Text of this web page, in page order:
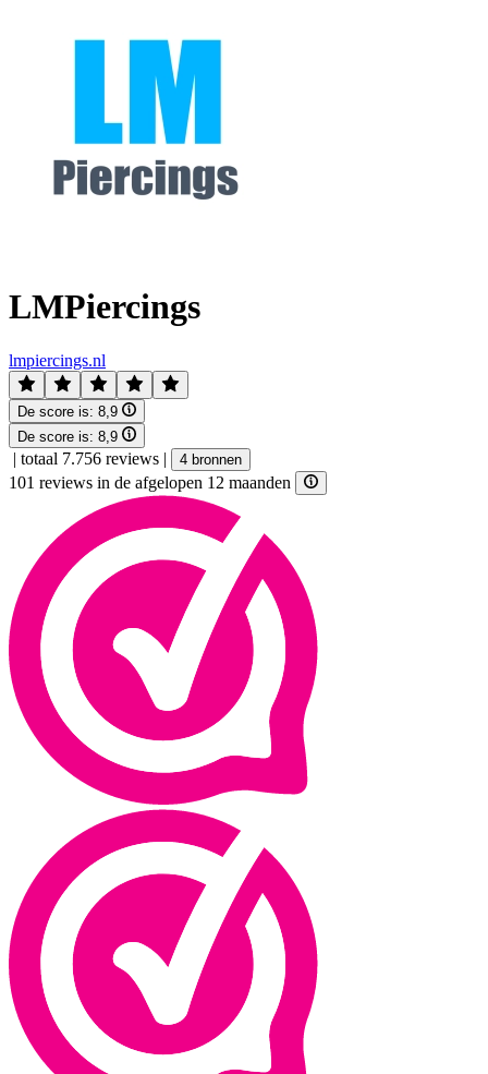
LMPiercings
lmpiercings.nl
De score is: 8,9
De score is: 8,9
| totaal 7.756 reviews | 4 bronnen
101 reviews in de afgelopen 12 maanden